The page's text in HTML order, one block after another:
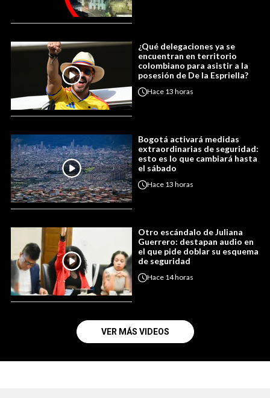
¿Qué delegaciones ya se
encuentran en territorio
colombiano para asistir a la
posesión de De la Espriella?
Hace 13 horas
Bogotá activará medidas
extraordinarias de seguridad:
esto es lo que cambiará hasta
el sábado
Hace 13 horas
Otro escándalo de Juliana
Guerrero: destapan audio en
el que pide doblar su esquema
de seguridad
Hace 14 horas
VER MÁS VIDEOS